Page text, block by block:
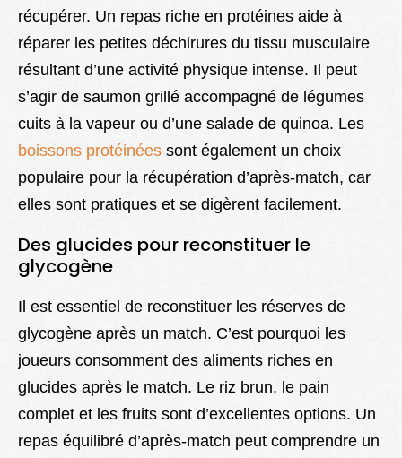
récupérer. Un repas riche en protéines aide à
réparer les petites déchirures du tissu musculaire
résultant d’une activité physique intense. Il peut
s’agir de saumon grillé accompagné de légumes
cuits à la vapeur ou d’une salade de quinoa. Les
boissons protéinées sont également un choix
populaire pour la récupération d’après-match, car
elles sont pratiques et se digèrent facilement.
Des glucides pour reconstituer le
glycogène
Il est essentiel de reconstituer les réserves de
glycogène après un match. C’est pourquoi les
joueurs consomment des aliments riches en
glucides après le match. Le riz brun, le pain
complet et les fruits sont d’excellentes options. Un
repas équilibré d’après-match peut comprendre un